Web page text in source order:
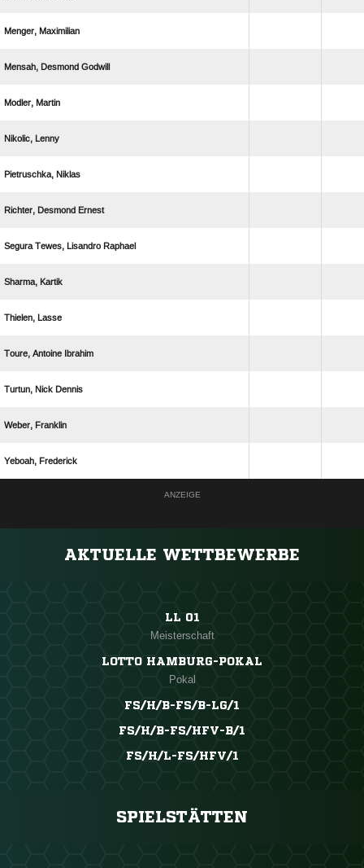
 
  
 
 
 
  
   
 
 
  
  
 
 
ANZEIGE
AKTUELLE WETTBEWERBE
LL 01
Meisterschaft
LOTTO HAMBURG-POKAL
Pokal
FS/H/B-FS/B-LG/1
FS/H/B-FS/HFV-B/1
FS/H/L-FS/HFV/1
SPIELSTÄTTEN